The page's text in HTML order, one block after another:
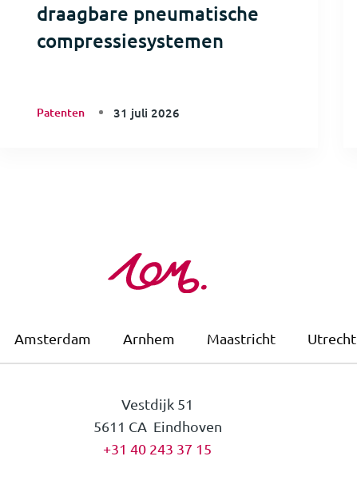
draagbare pneumatische
compressiesystemen
Patenten 31 juli 2026
Amsterdam Arnhem Maastricht Utrecht
Vestdijk 51
5611 CA Eindhoven
+31 40 243 37 15